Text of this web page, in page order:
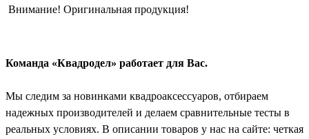
Внимание! Оригинальная продукция!
Команда «Квадродел» работает для Вас.
Мы следим за новинками квадроаксессуаров, отбираем
надежных производителей и делаем сравнительные тесты в
реальных условиях. В описании товаров у нас на сайте: четкая